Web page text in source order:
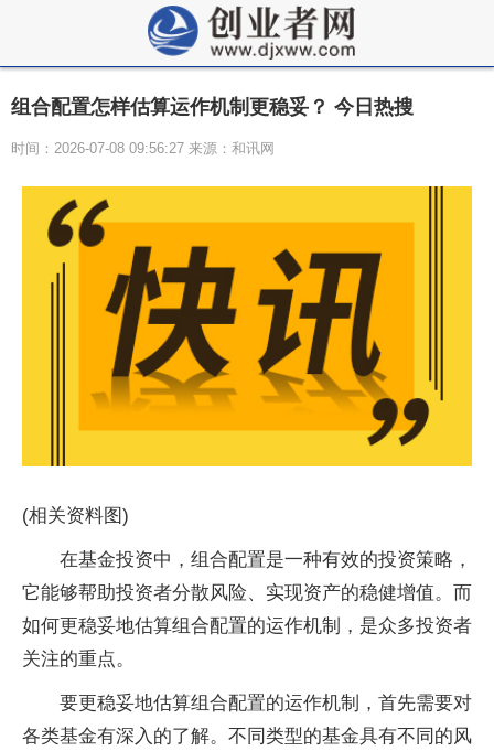
组合配置怎样估算运作机制更稳妥？ 今日热搜
时间：2026-07-08 09:56:27 来源：和讯网
(相关资料图)
在基金投资中，组合配置是一种有效的投资策略，
它能够帮助投资者分散风险、实现资产的稳健增值。而
如何更稳妥地估算组合配置的运作机制，是众多投资者
关注的重点。
要更稳妥地估算组合配置的运作机制，首先需要对
各类基金有深入的了解。不同类型的基金具有不同的风